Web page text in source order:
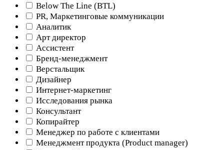
Below The Line (BTL)
PR, Маркетинговые коммуникации
Аналитик
Арт директор
Ассистент
Бренд-менеджмент
Верстальщик
Дизайнер
Интернет-маркетинг
Исследования рынка
Консультант
Копирайтер
Менеджер по работе с клиентами
Менеджмент продукта (Product manager)